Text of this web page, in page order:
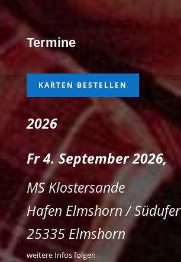
Termine
KARTEN BESTELLEN
2026
Fr 4. September 2026,
MS Klostersande
Hafen Elmshorn / Südufer
25335 Elmshorn
weitere Infos folgen